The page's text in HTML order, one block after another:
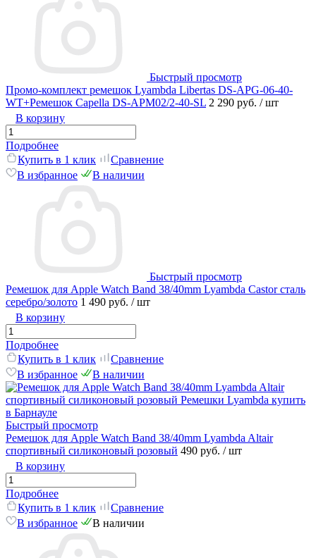
Быстрый просмотр
Промо-комплект ремешок Lyambda Libertas DS-APG-06-40-
WT+Ремешок Capella DS-APM02/2-40-SL 2 290 руб. / шт
В корзину
Подробнее
Купить в 1 клик
Сравнение
В избранное
В наличии
Быстрый просмотр
Ремешок для Apple Watch Band 38/40mm Lyambda Castor сталь
серебро/золото 1 490 руб. / шт
В корзину
Подробнее
Купить в 1 клик
Сравнение
В избранное
В наличии
Быстрый просмотр
Ремешок для Apple Watch Band 38/40mm Lyambda Altair
спортивный силиконовый розовый 490 руб. / шт
В корзину
Подробнее
Купить в 1 клик
Сравнение
В избранное
В наличии